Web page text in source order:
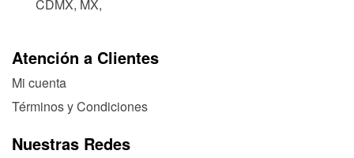
Atención a Clientes
Mi cuenta
Términos y Condiciones
Nuestras Redes
CDMX, MX,